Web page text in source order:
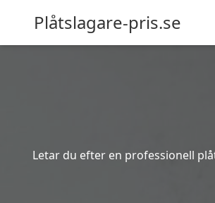
Plåtslagare-pris.se
Letar du efter en professionell